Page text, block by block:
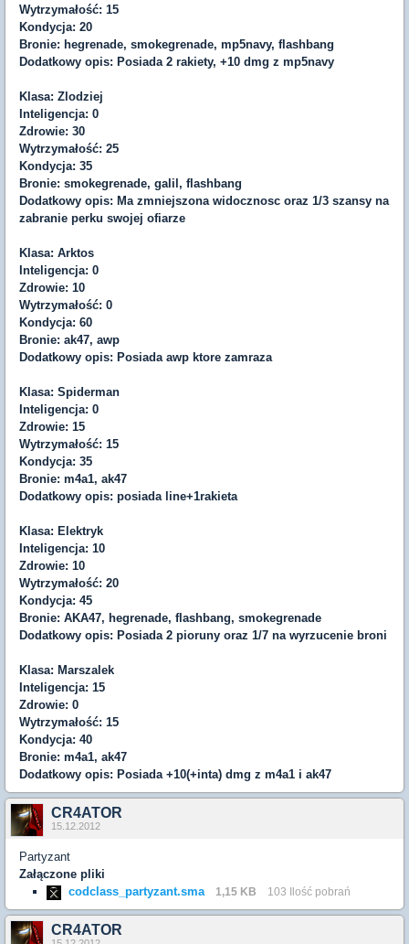
Wytrzymałość: 15
Kondycja: 20
Bronie: hegrenade, smokegrenade, mp5navy, flashbang
Dodatkowy opis: Posiada 2 rakiety, +10 dmg z mp5navy
Klasa: Zlodziej
Inteligencja: 0
Zdrowie: 30
Wytrzymałość: 25
Kondycja: 35
Bronie: smokegrenade, galil, flashbang
Dodatkowy opis: Ma zmniejszona widocznosc oraz 1/3 szansy na
zabranie perku swojej ofiarze
Klasa: Arktos
Inteligencja: 0
Zdrowie: 10
Wytrzymałość: 0
Kondycja: 60
Bronie: ak47, awp
Dodatkowy opis: Posiada awp ktore zamraza
Klasa: Spiderman
Inteligencja: 0
Zdrowie: 15
Wytrzymałość: 15
Kondycja: 35
Bronie: m4a1, ak47
Dodatkowy opis: posiada line+1rakieta
Klasa: Elektryk
Inteligencja: 10
Zdrowie: 10
Wytrzymałość: 20
Kondycja: 45
Bronie: AKA47, hegrenade, flashbang, smokegrenade
Dodatkowy opis: Posiada 2 pioruny oraz 1/7 na wyrzucenie broni
Klasa: Marszalek
Inteligencja: 15
Zdrowie: 0
Wytrzymałość: 15
Kondycja: 40
Bronie: m4a1, ak47
Dodatkowy opis: Posiada +10(+inta) dmg z m4a1 i ak47
CR4ATOR
15.12.2012
Partyzant
Załączone pliki
codclass_partyzant.sma
1,15 KB 103 Ilość pobrań
CR4ATOR